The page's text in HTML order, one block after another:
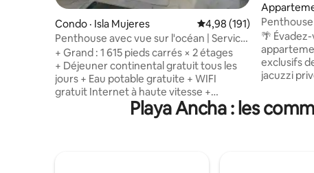
Condo · Isla Mujeres Note moyenne de 4,98
4,98 (191)
Penthouse avec vue sur l'océan | Service
de voiturette de golf et déjeuner inclus
+ Grand : 1 615 pieds carrés × 2 étages
+ Déjeuner continental gratuit tous les
jours + Eau potable gratuite + WIFI
gratuit Internet à haute vitesse +
Assistance en voiturette de golf et
stationnement +Masques de plongée
sur le toit
🌴
exclusifs de
jacuzzi
Caraïbes. 🏖️ Juste en face de Playa
Tortugas
Playa Ancha : les